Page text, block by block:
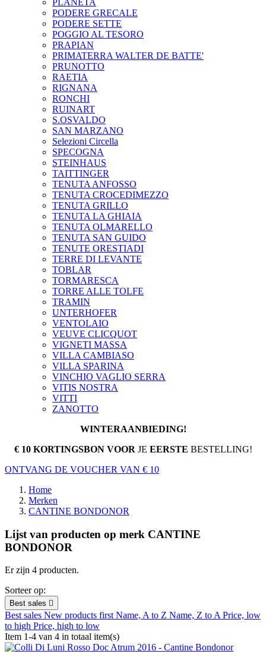
PLANETA
PODERE GRECALE
PODERE SETTE
POGGIO AL TESORO
PRAPIAN
PRIMATERRA WALTER DE BATTE'
PRUNOTTO
RAETIA
RIGNANA
RONCHI
RUINART
S.OSVALDO
SAN MARZANO
Selezioni Circella
SPECOGNA
STEINHAUS
TAITTINGER
TENUTA ANFOSSO
TENUTA CROCEDIMEZZO
TENUTA GRILLO
TENUTA LA GHIAIA
TENUTA OLMARELLO
TENUTA SAN GUIDO
TENUTE ORESTIADI
TERRE DI LEVANTE
TOBLAR
TORMARESCA
TORRE ALLE TOLFE
TRAMIN
UNTERHOFER
VENTOLAIO
VEUVE CLICQUOT
VIGNETI MASSA
VILLA CAMBIASO
VILLA SPARINA
VINCHIO VAGLIO SERRA
VITIS NOSTRA
VITTI
ZANOTTO
WINTERAANBIEDING!
€ 10 KORTINGSBON VOOR JE EERSTE BESTELLING!
ONTVANG DE VOUCHER VAN € 10
Home
Merken
CANTINE BONDONOR
Lijst van producten op merk CANTINE
BONDONOR
Er zijn 4 producten.
Sorteer op:
Best sales 
Best sales New products firstName, A to Z Name, Z to APrice, low
to high Price, high to low
Item 1-4 van 4 in totaal item(s)